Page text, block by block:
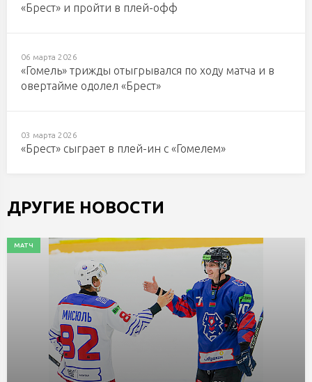
«Брест» и пройти в плей-офф
06 марта 2026
«Гомель» трижды отыгрывался по ходу матча и в
овертайме одолел «Брест»
03 марта 2026
«Брест» сыграет в плей-ин с «Гомелем»
ДРУГИЕ НОВОСТИ
МАТЧ